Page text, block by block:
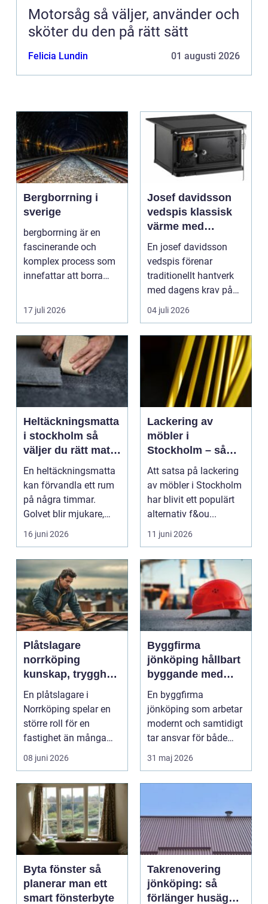
Motorsåg så väljer, använder och
sköter du den på rätt sätt
Felicia Lundin 01 augusti 2026
Bergborrning i
sverige
bergborrning är en
fascinerande och
komplex process som
innefattar att borra
minerale...
17 juli 2026
Josef davidsson
vedspis klassisk
värme med
modern funktion
En josef davidsson
vedspis förenar
traditionellt hantverk
med dagens krav på
effektiv, trygg och mil...
04 juli 2026
Heltäckningsmatta
i stockholm så
väljer du rätt matta
till hem och kontor
En heltäckningsmatta
kan förvandla ett rum
på några timmar.
Golvet blir mjukare,
ljudnivån sjunker o...
16 juni 2026
Lackering av
möbler i
Stockholm – så
förnyar du hemmet
med professionell
möbellackering
Att satsa på lackering
av möbler i Stockholm
har blivit ett populärt
alternativ f&ou...
11 juni 2026
Plåtslagare
norrköping
kunskap, trygghet
och hållbara
taklösningar
En plåtslagare i
Norrköping spelar en
större roll för en
fastighet än många
tänker på. Rätt
utformad...
08 juni 2026
Byggfirma
jönköping hållbart
byggande med
fokus på trä
En byggfirma
jönköping som arbetar
modernt och samtidigt
tar ansvar för både
människa och miljö
behö...
31 maj 2026
Byta fönster så
planerar man ett
smart fönsterbyte
Takrenovering
jönköping: så
förlänger husägare